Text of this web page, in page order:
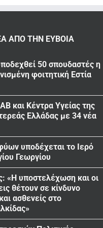
ΑΠΌ ΤΗΝ ΕΎΒΟΙΑ
50 σπουδαστές η
φοιτητική Εστία
και Κέντρα Υγείας της
Ελλάδας με 34 νέα
υποδέχεται το Ιερό
Γεωργίου
«Η υποστελέχωση και οι
θέτουν σε κίνδυνο
ασθενείς στο